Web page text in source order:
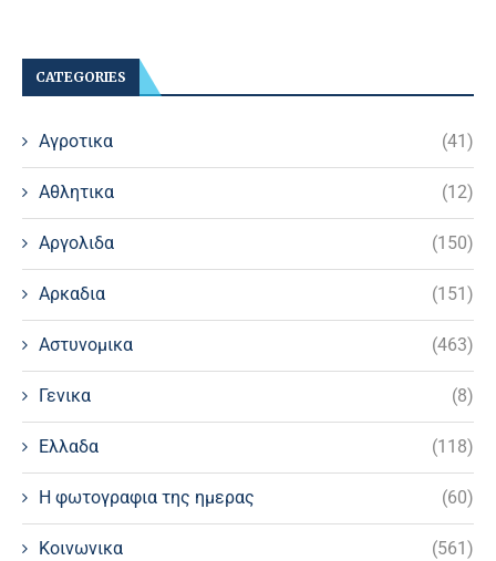
CATEGORIES
Αγροτικα (41)
Αθλητικα (12)
Αργολιδα (150)
Αρκαδια (151)
Αστυνομικα (463)
Γενικα (8)
Ελλαδα (118)
Η φωτογραφια της ημερας (60)
Κοινωνικα (561)